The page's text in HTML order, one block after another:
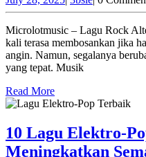
Road
28,
2025
Microlotmusic – Lagu Rock Alternatif. Berkendara jarak jauh sering
kali terasa membosankan jika
angin. Namun, segalanya
yang tepat. Musik
Read MoreRead
More
10 Lagu Elektro-
Meningkatkan